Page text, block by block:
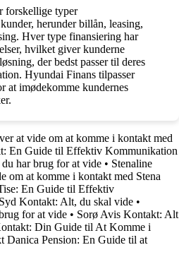
forskellige typer
herunder billån, leasing,
Hver type finansiering har
hvilket giver kunderne
der bedst passer til deres
Hyundai Finans tilpasser
at imødekomme kundernes
at vide om at komme i kontakt med
En Guide til Effektiv Kommunikation
har brug for at vide • Stenaline
om at komme i kontakt med Stena
En Guide til Effektiv
Kontakt: Alt, du skal vide •
for at vide • Sorø Avis Kontakt: Alt
Din Guide til At Komme i
Danica Pension: En Guide til at